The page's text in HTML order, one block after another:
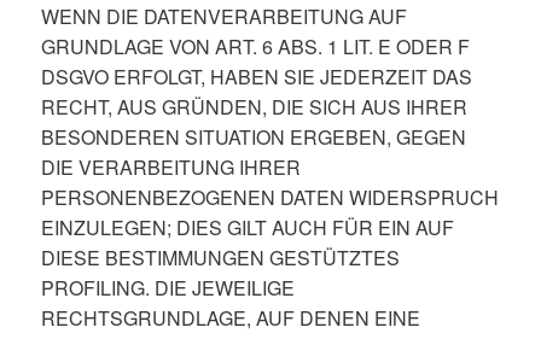
WENN DIE DATENVERARBEITUNG AUF
GRUNDLAGE VON ART. 6 ABS. 1 LIT. E ODER F
DSGVO ERFOLGT, HABEN SIE JEDERZEIT DAS
RECHT, AUS GRÜNDEN, DIE SICH AUS IHRER
BESONDEREN SITUATION ERGEBEN, GEGEN
DIE VERARBEITUNG IHRER
PERSONENBEZOGENEN DATEN WIDERSPRUCH
EINZULEGEN; DIES GILT AUCH FÜR EIN AUF
DIESE BESTIMMUNGEN GESTÜTZTES
PROFILING. DIE JEWEILIGE
RECHTSGRUNDLAGE, AUF DENEN EINE